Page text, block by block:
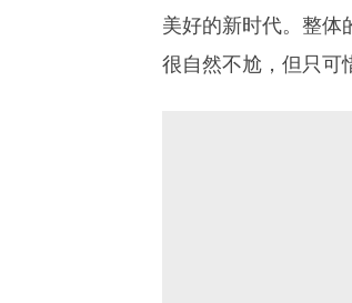
美好的新时代。整体
很自然不尬，但只可